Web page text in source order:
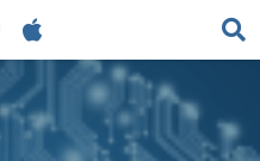
KERESÉS